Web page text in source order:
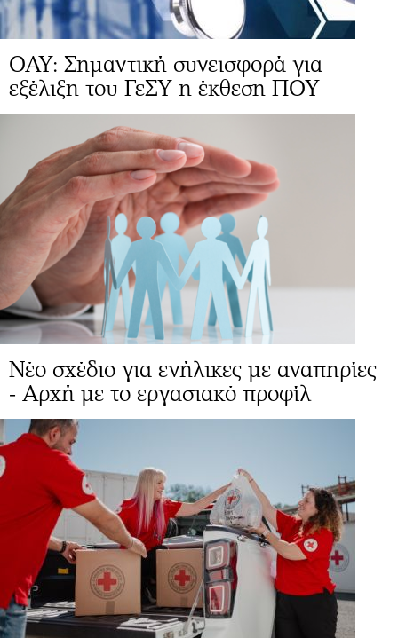
ΟΑΥ: Σημαντική συνεισφορά για
εξέλιξη του ΓεΣΥ η έκθεση ΠΟΥ
Νέο σχέδιο για ενήλικες με αναπηρίες
- Αρχή με το εργασιακό προφίλ